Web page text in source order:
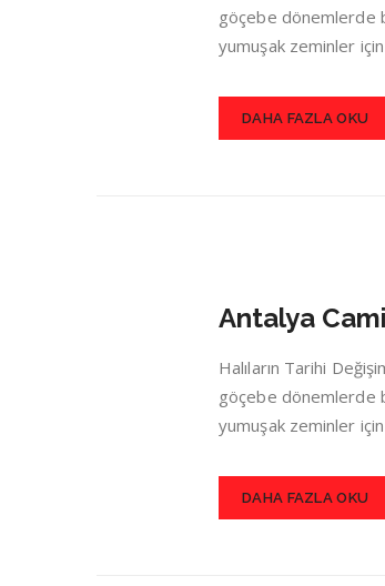
göçebe dönemlerde
yumuşak zeminler
DAHA FAZLA OKU
Antalya Cami
Halıların Tarihi
göçebe dönemlerde
yumuşak zeminler
DAHA FAZLA OKU